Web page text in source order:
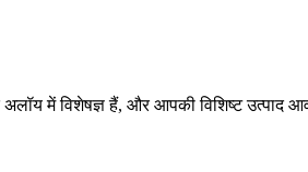
में विशेषज्ञ हैं, और आपकी विशिष्ट उत्पाद